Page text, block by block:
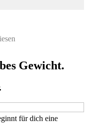
Gewicht.
für dich eine